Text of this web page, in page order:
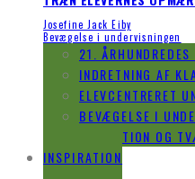
Josefine Jack Eiby
Bevægelse i undervisningen
21. ÅRHUNDREDES
INDRETNING AF
ELEVCENTRERET
BEVÆGELSE I
INNOVATION OG
INSPIRATION